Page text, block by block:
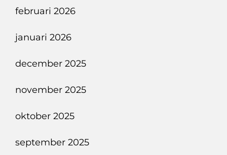
februari 2026
januari 2026
december 2025
november 2025
oktober 2025
september 2025